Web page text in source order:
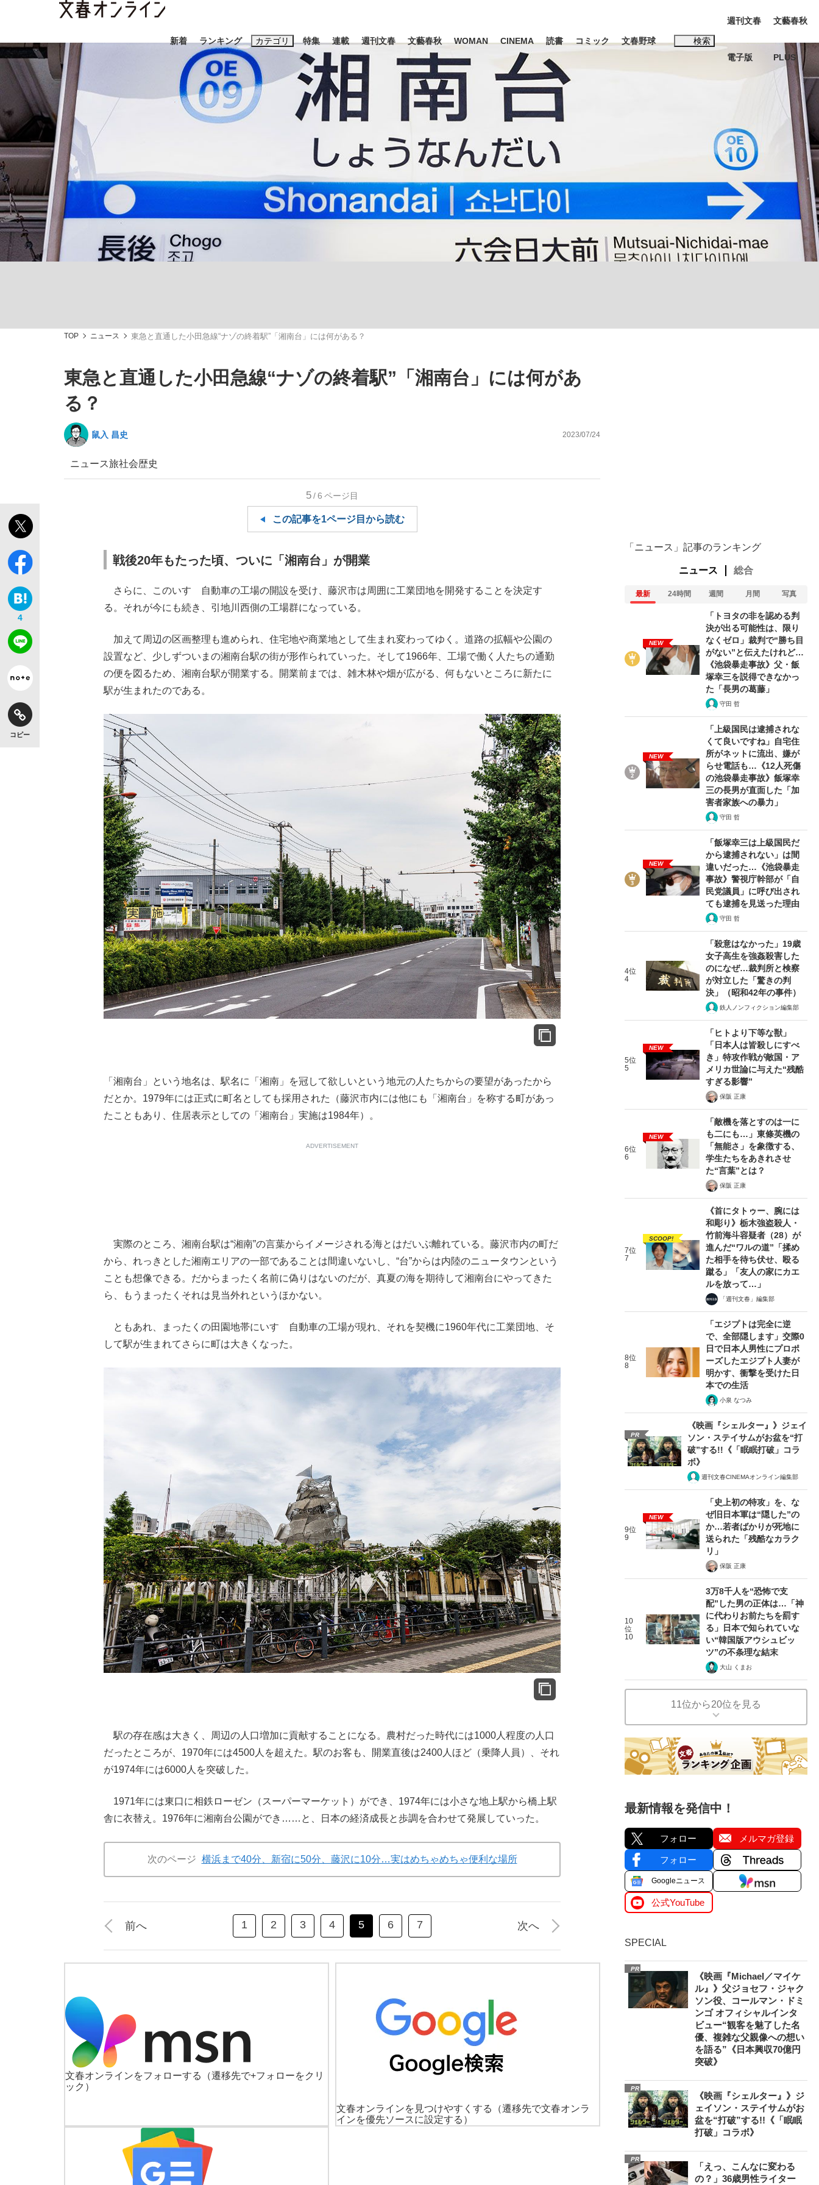
新着 ランキング カテゴリ
スクープ ニュース エンタメ ライフ ビジネス インタビュー
「最悪の空気のまま解散」WBC日本代表“敗戦”の真実 選手が明かす... 「敗因分析は一切聞かれなかった」侍ジャパン選手が証言した“NPB聞...
「クマが悪者扱いされているのが悲しい」『北の国から』倉本聰氏（91...
特集
私のあのとき、私のいま
連載 週刊文春 文藝春秋 WOMAN CINEMA 読書 コミック 文春野球 検索
キーワード入力
おすすめのキーワードタグ一覧
#高市早苗 #森岡毅 #城彰二 #内田有紀 #松田聖子
#玉木雄一郎
週刊文春
電子版
文藝春秋
PLUS
TOP ニュース 東急と直通した小田急線“ナゾの終着駅”「湘南台」には何がある？
東急と直通した小田急線“ナゾの終着駅”「湘南台」には何があ
る？
鼠入 昌史 2023/07/24
ニュース旅社会歴史
4
コピー
5/6 ページ目
この記事を1ページ目から読む
戦後20年もたった頃、ついに「湘南台」が開業
さらに、このいすゞ自動車の工場の開設を受け、藤沢市は周囲に工業団地を開発することを決定す
る。それが今にも続き、引地川西側の工場群になっている。
加えて周辺の区画整理も進められ、住宅地や商業地として生まれ変わってゆく。道路の拡幅や公園の
設置など、少しずついまの湘南台駅の街が形作られていった。そして1966年、工場で働く人たちの通勤
の便を図るため、湘南台駅が開業する。開業前までは、雑木林や畑が広がる、何もないところに新たに
駅が生まれたのである。
「湘南台」という地名は、駅名に「湘南」を冠して欲しいという地元の人たちからの要望があったから
だとか。1979年には正式に町名としても採用された（藤沢市内には他にも「湘南台」を称する町があっ
たこともあり、住居表示としての「湘南台」実施は1984年）。
ADVERTISEMENT
実際のところ、湘南台駅は“湘南”の言葉からイメージされる海とはだいぶ離れている。藤沢市内の町だ
から、れっきとした湘南エリアの一部であることは間違いないし、“台”からは内陸のニュータウンという
ことも想像できる。だからまったく名前に偽りはないのだが、真夏の海を期待して湘南台にやってきた
ら、もうまったくそれは見当外れというほかない。
ともあれ、まったくの田園地帯にいすゞ自動車の工場が現れ、それを契機に1960年代に工業団地、そ
して駅が生まれてさらに町は大きくなった。
駅の存在感は大きく、周辺の人口増加に貢献することになる。農村だった時代には1000人程度の人口
だったところが、1970年には4500人を超えた。駅のお客も、開業直後は2400人ほど（乗降人員）、それ
が1974年には6000人を突破した。
1971年には東口に相鉄ローゼン（スーパーマーケット）ができ、1974年には小さな地上駅から橋上駅
舎に衣替え。1976年に湘南台公園ができ……と、日本の経済成長と歩調を合わせて発展していった。
次のページ 横浜まで40分、新宿に50分、藤沢に10分…実はめちゃめちゃ便利な場所
前へ 1 2 3 4 5 6 7 次へ
文春オンラインをフォローする
（遷移先で+フォローをクリ
ック）
文春オンラインを見つけやすくする
（遷移先で文春オンラ
インを優先ソースに設定する）
「ニュース」記事のランキング
ニュース 総合
最新 24時間 週間 月間 写真
NEW
「トヨタの非を認める判
決が出る可能性は、限り
なくゼロ」裁判で“勝ち目
がない”と伝えたけれど…
《池袋暴走事故》父・飯
塚幸三を説得できなかっ
た「長男の葛藤」
守田 哲
NEW
「上級国民は逮捕されな
くて良いですね」自宅住
所がネットに流出、嫌が
らせ電話も…《12人死傷
の池袋暴走事故》飯塚幸
三の長男が直面した「加
害者家族への暴力」
守田 哲
NEW
「飯塚幸三は上級国民だ
から逮捕されない」は間
違いだった…《池袋暴走
事故》警視庁幹部が「自
民党議員」に呼び出され
ても逮捕を見送った理由
守田 哲
4位
4
「殺意はなかった」19歳
女子高生を強姦殺害した
のになぜ…裁判所と検察
が対立した「驚きの判
決」（昭和42年の事件）
鉄人ノンフィクション編集部
5位
5
NEW
「ヒトより下等な獣」
「日本人は皆殺しにすべ
き」特攻作戦が敵国・ア
メリカ世論に与えた“残酷
すぎる影響”
保阪 正康
6位
6
NEW
「敵機を落とすのは一に
も二にも…」東條英機の
「無能さ」を象徴する、
学生たちをあきれさせ
た“言葉”とは？
保阪 正康
7位
7
SCOOP!
《首にタトゥー、腕には
和彫り》栃木強盗殺人・
竹前海斗容疑者（28）が
進んだ“ワルの道”「揉め
た相手を待ち伏せ、殴る
蹴る」「友人の家にカエ
ルを放って…」
「週刊文春」編集部
8位
8
「エジプトは完全に逆
で、全部隠します」交際0
日で日本人男性にプロポ
ーズしたエジプト人妻が
明かす、衝撃を受けた日
本での生活
小泉 なつみ
PR
《映画『シェルター』》ジェイ
ソン・ステイサムがお盆を“打
破”する!!《「眠眠打破」コラ
ボ》
週刊文春CINEMAオンライン編集部
9位
9
NEW
「史上初の特攻」を、な
ぜ旧日本軍は“隠した”の
か…若者ばかりが死地に
送られた「残酷なカラク
リ」
保阪 正康
10
位
10
3万8千人を“恐怖で支
配”した男の正体は…「神
に代わりお前たちを罰す
る」日本で知られていな
い“韓国版アウシュビッ
ツ”の不条理な結末
大山 くまお
11位から20位を見る
最新情報を発信中！
フォロー メルマガ登録
フォロー
Googleニュース
公式YouTube
SPECIAL
PR
《映画『Michael／マイケ
ル』》父ジョセフ・ジャク
ソン役、コールマン・ドミ
ンゴ オフィシャルインタ
ビュー“観客を魅了した名
優、複雑な父親像への想い
を語る”《日本興収70億円
突破》
PR
《映画『シェルター』》ジ
ェイソン・ステイサムがお
盆を“打破”する!!《「眠眠
打破」コラボ》
PR
「えっ、こんなに変わる
の？」36歳男性ライター